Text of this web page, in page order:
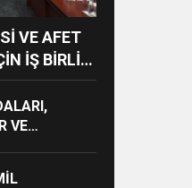
VE AFET
İŞ BİRLİĞİ
VE